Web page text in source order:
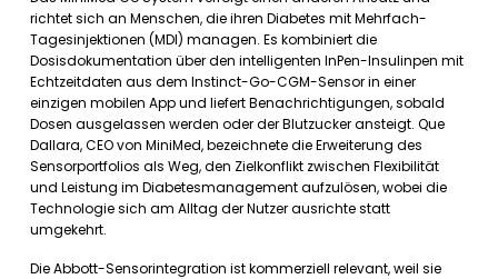
richtet sich an Menschen, die ihren Diabetes mit Mehrfach-
Tagesinjektionen (MDI) managen. Es kombiniert die
Dosisdokumentation über den intelligenten InPen-Insulinpen mit
Echtzeitdaten aus dem Instinct-Go-CGM-Sensor in einer
einzigen mobilen App und liefert Benachrichtigungen, sobald
Dosen ausgelassen werden oder der Blutzucker ansteigt. Que
Dallara, CEO von MiniMed, bezeichnete die Erweiterung des
Sensorportfolios als Weg, den Zielkonflikt zwischen Flexibilität
und Leistung im Diabetesmanagement aufzulösen, wobei die
Technologie sich am Alltag der Nutzer ausrichte statt
umgekehrt.
Die Abbott-Sensorintegration ist kommerziell relevant, weil sie